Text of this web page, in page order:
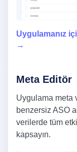
Uygulamanız
→
Meta Editör
Uygulama meta
benzersiz ASO
verilerde tüm
kapsayın.